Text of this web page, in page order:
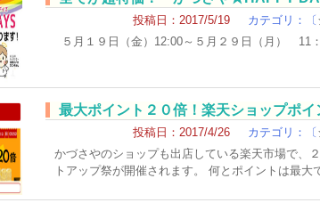
投稿日：2017/5/19 カテゴリ：〔
５月１９日（金）12:00～５月２９日（月） 11
最大ポイント２０倍！楽天ショップポイ
投稿日：2017/4/26 カテゴリ：〔
かづさやのショップも出店している楽天市場で、
トアップ祭が開催されます。 何とポイントは最